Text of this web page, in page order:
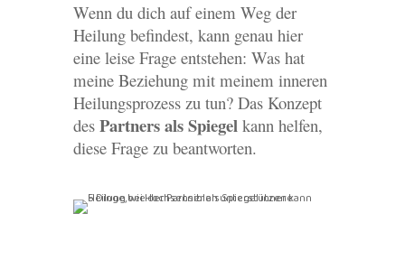
Wenn du dich auf einem Weg der
Heilung befindest, kann genau hier
eine leise Frage entstehen: Was hat
meine Beziehung mit meinem inneren
Heilungsprozess zu tun? Das Konzept
des Partners als Spiegelkann helfen,
diese Frage zu beantworten.